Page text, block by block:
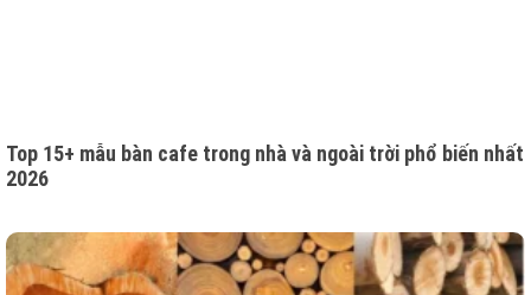
Top 15+ mẫu bàn cafe trong nhà và ngoài trời phổ biến nhất
2026